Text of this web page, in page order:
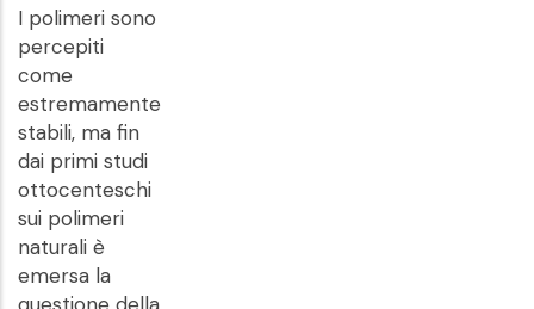
I polimeri sono
percepiti
come
estremamente
stabili, ma fin
dai primi studi
ottocenteschi
sui polimeri
naturali è
emersa la